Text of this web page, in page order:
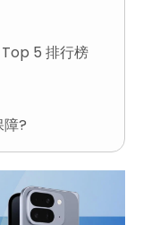
5 排行榜
?